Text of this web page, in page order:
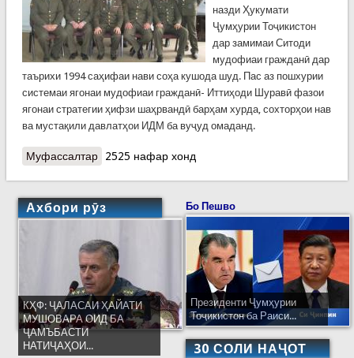
назди Ҳукумати
Ҷумҳурии Тоҷикистон
дар замимаи Ситоди
мудофиаи гражданӣ дар
таърихи 1994 саҳифаи нави соҳа кушода шуд. Пас аз пошхурии
системаи ягонаи мудофиаи гражданӣ- Иттиҳоди Шуравӣ фазои
ягонаи стратегии ҳифзи шаҳрвандӣ барҳам хурда, сохторҳои нав
ва мустақили давлатҳои ИДМ ба вуҷуд омаданд.
Муфассалтаро Раёсати ҳифзи аҳолӣ ва ҳудуд
2525 нафар хонд
Ахбори рӯз
КҲФ: ҶАЛАСАИ ҲАЙАТИ
МУШОВАРА ОИД БА
ҶАМЪБАСТИ
НАТИҶАҲОИ...
Бо Пешво
Президенти Ҷумҳурии
Тоҷикистон ба Раиси...
30 СОЛИ НАҶОТ